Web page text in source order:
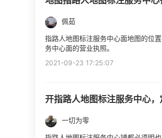
佩茹
指路人地图标注服务中心面地图的位
务中心面的营业执照。
2021-09-23 17:25:07
开指路人地图标注服务中心，
一切为零